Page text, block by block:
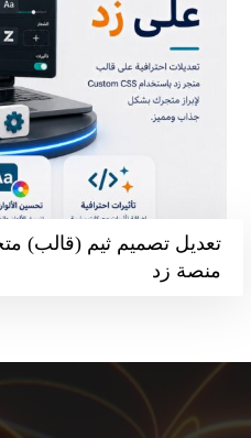
تعديل تصميم ثيم (قالب)
منصة زد